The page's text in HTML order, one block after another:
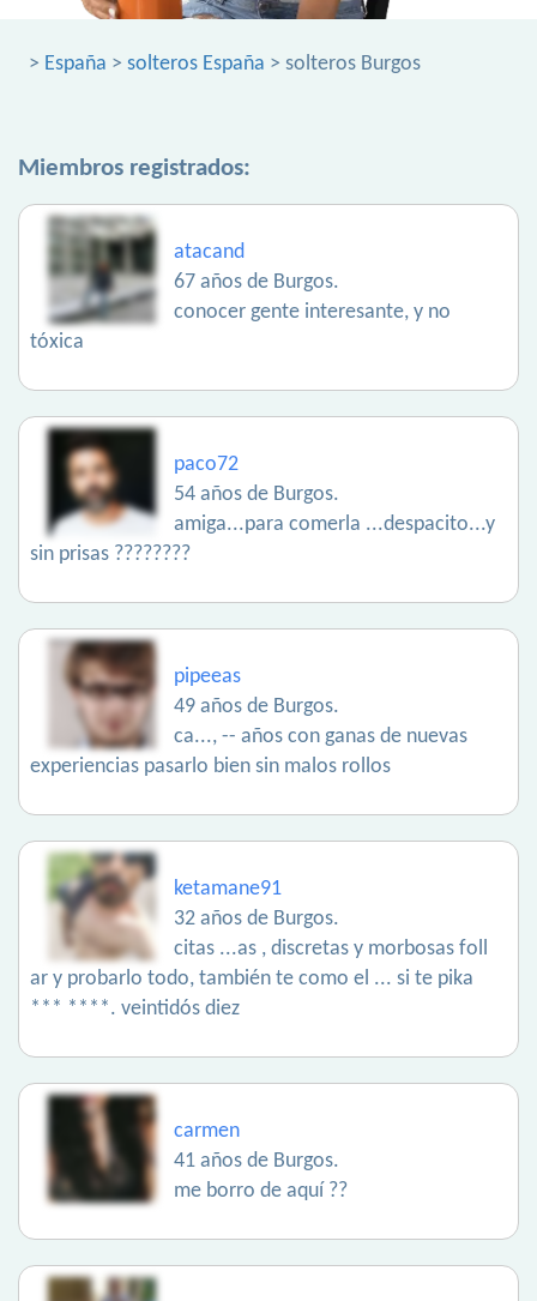
> España > solteros España > solteros Burgos
Miembros registrados:
atacand
67 años de Burgos.
conocer gente interesante, y no
tóxica
paco72
54 años de Burgos.
amiga...para comerla ...despacito...y
sin prisas ????????
pipeeas
49 años de Burgos.
ca..., -- años con ganas de nuevas
experiencias pasarlo bien sin malos rollos
ketamane91
32 años de Burgos.
citas ...as , discretas y morbosas foll
ar y probarlo todo, también te como el ... si te pika
*** ****. veintidós diez
carmen
41 años de Burgos.
me borro de aquí ??